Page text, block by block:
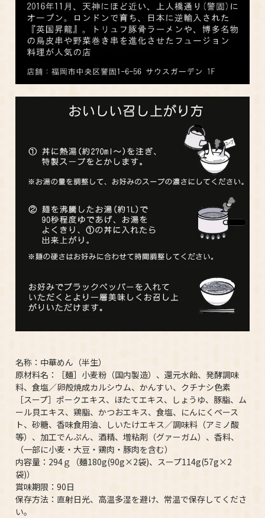
名称：中華めん（半生）
原材料名：［麺］小麦粉（国内製造）、還元水飴、発酵調味
料、食塩／卵殻焼成カルシウム、かんすい、クチナシ色素
［スープ］ポークエキス、ほたてエキス、しょうゆ、豚脂、ム
ール貝エキス、鶏脂、かつおエキス、食塩、にんにくペース
ト、砂糖、香味食用油、しいたけエキス／調味料（アミノ酸
等）、加工でんぷん、酒精、増粘剤（グァーガム）、香料、
（一部に小麦・大豆・鶏肉・豚肉を含む）
内容量：294ｇ（麺180g(90g×2袋)、スープ114g(57g×2
袋)）
賞味期限：90日
保存方法：直射日光、高温多湿を避け、常温で保存してくださ
い。